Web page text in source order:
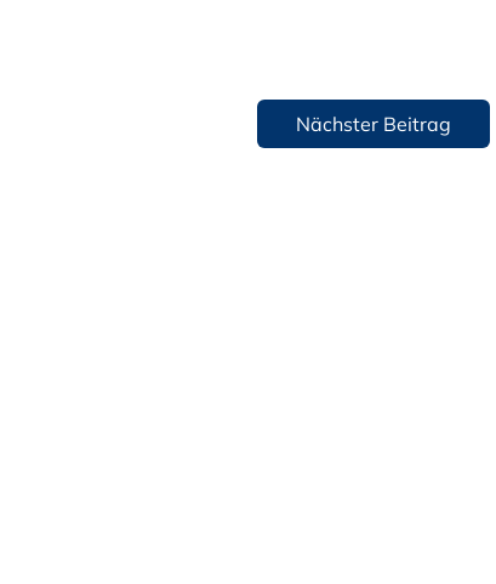
Nächster Beitrag